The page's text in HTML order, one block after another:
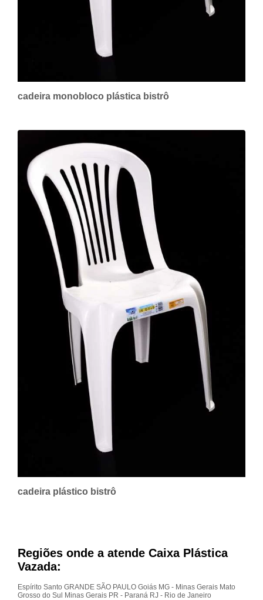
cadeira monobloco plástica bistrô
cadeira plástico bistrô
Regiões onde a atende Caixa Plástica
Vazada:
Espírito Santo GRANDE SÃO PAULO Goiás MG - Minas Gerais Mato
Grosso do Sul Minas Gerais PR - Paraná RJ - Rio de Janeiro